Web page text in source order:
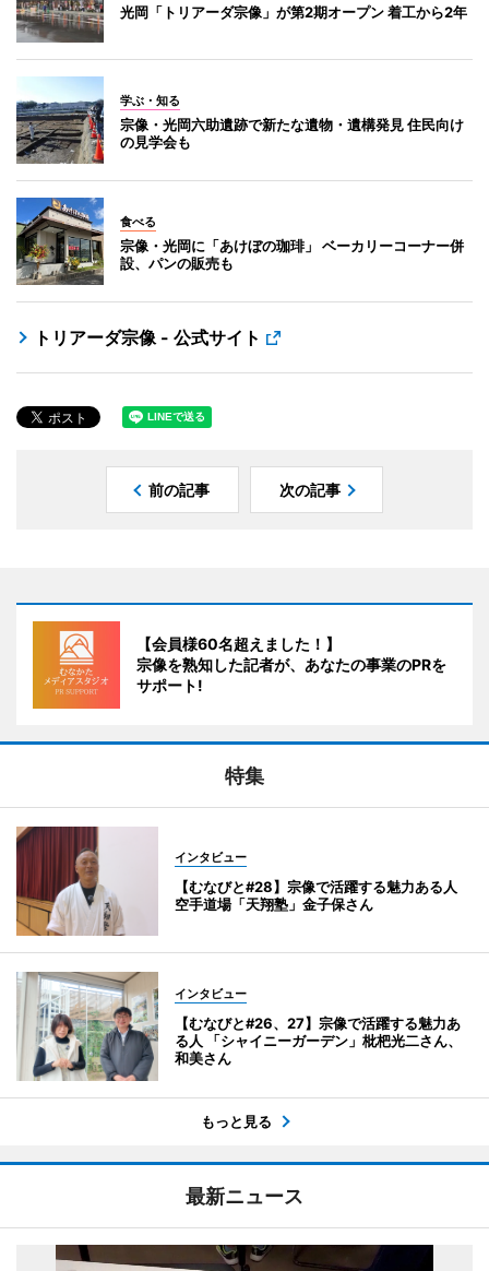
光岡「トリアーダ宗像」が第2期オープン 着工から2年
学ぶ・知る
宗像・光岡六助遺跡で新たな遺物・遺構発見 住民向け
の見学会も
食べる
宗像・光岡に「あけぼの珈琲」 ベーカリーコーナー併
設、パンの販売も
トリアーダ宗像 - 公式サイト
前の記事 次の記事
【会員様60名超えました！】
宗像を熟知した記者が、あなたの事業のPRを
サポート!
特集
インタビュー
【むなびと#28】宗像で活躍する魅力ある人
空手道場「天翔塾」金子保さん
インタビュー
【むなびと#26、27】宗像で活躍する魅力あ
る人 「シャイニーガーデン」枇杷光二さん、
和美さん
もっと見る
最新ニュース